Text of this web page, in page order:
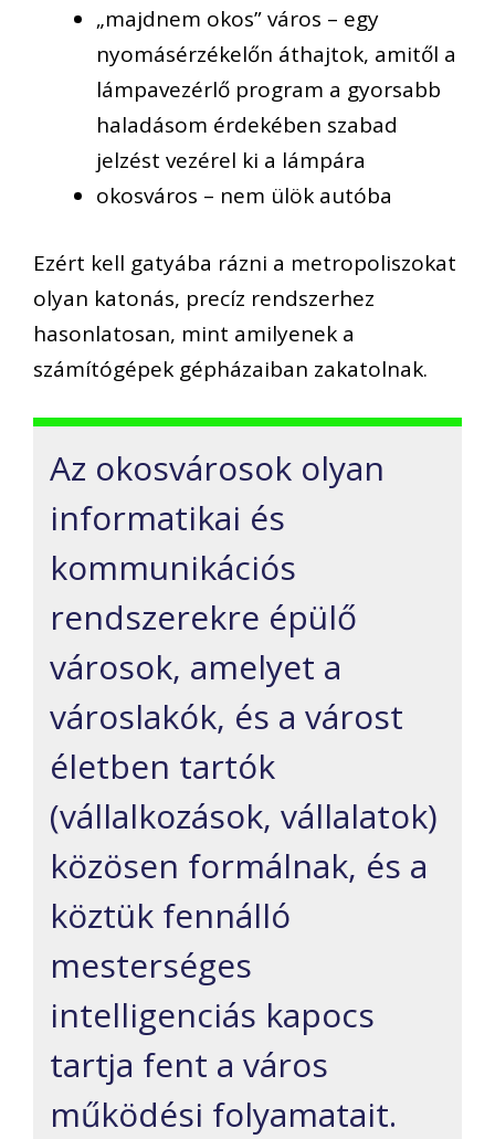
„majdnem okos” város – egy
nyomásérzékelőn áthajtok, amitől a
lámpavezérlő program a gyorsabb
haladásom érdekében szabad
jelzést vezérel ki a lámpára
okosváros – nem ülök autóba
Ezért kell gatyába rázni a metropoliszokat
olyan katonás, precíz rendszerhez
hasonlatosan, mint amilyenek a
számítógépek gépházaiban zakatolnak.
Az okosvárosok olyan
informatikai és
kommunikációs
rendszerekre épülő
városok, amelyet a
városlakók, és a várost
életben tartók
(vállalkozások, vállalatok)
közösen formálnak, és a
köztük fennálló
mesterséges
intelligenciás kapocs
tartja fent a város
működési folyamatait.